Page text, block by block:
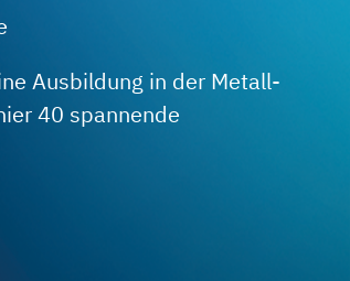
Ausbildung in der Metall-
40 spannende